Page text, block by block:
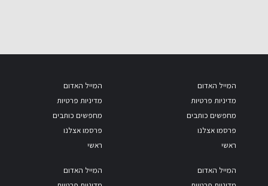
המייל האדום
מדיניות פרטיות
מחפשים כותבים
פרסמו אצלנו
ראשי
המייל האדום
מדיניות פרטיות
מחפשים כותבים
פרסמו אצלנו
ראשי
המייל האדום
המייל האדום